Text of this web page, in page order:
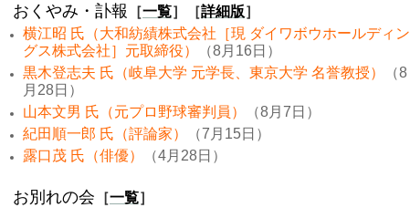
おくやみ・訃報 ［一覧］［詳細版］
横江昭 氏（大和紡績株式会社［現 ダイワボウホールディン
グス株式会社］元取締役）
（8月16日）
黒木登志夫 氏（岐阜大学 元学長、東京大学 名誉教授）
（8
月28日）
山本文男 氏（元プロ野球審判員）
（8月7日）
紀田順一郎 氏（評論家）
（7月15日）
露口茂 氏（俳優）
（4月28日）
お別れの会 ［一覧］